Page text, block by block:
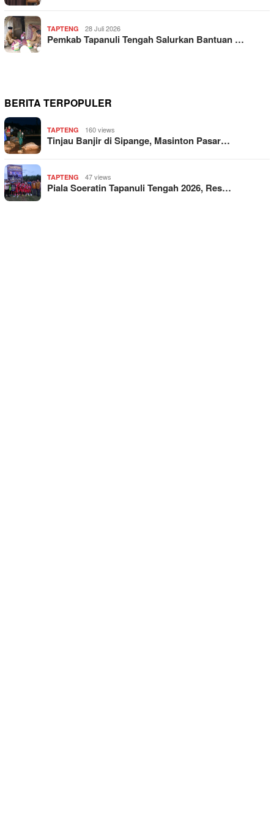
TAPTENG 28 Juli 2026
Pemkab Tapanuli Tengah Salurkan Bantuan …
BERITA TERPOPULER
TAPTENG 160 views
Tinjau Banjir di Sipange, Masinton Pasar…
TAPTENG 47 views
Piala Soeratin Tapanuli Tengah 2026, Res…